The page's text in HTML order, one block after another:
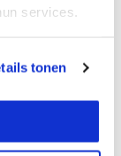
services.
tonen